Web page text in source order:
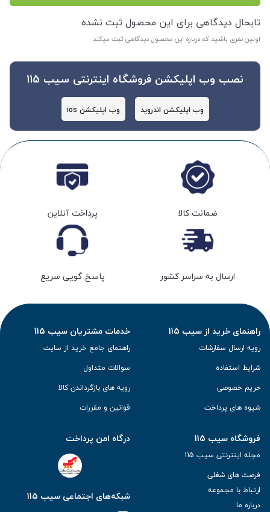
تابحال دیدگاهی برای این محصول ثبت نشده
اولین نفری باشید که درباره این محصول دیدگاهی ثبت میکند
نصب وب اپلیکشن فروشگاه اینترنتی سیب 115
وب اپلیکشن اندروید وب اپلیکشن ios
ضمانت کالا پرداخت آنلاین
ارسال به سراسر کشور پاسخ گویی سریع
راهنمای خرید از سیب 115
رویه ارسال سفارشات
شرایط استفاده
حریم خصوصی
شیوه های پرداخت
خدمات مشتریان سیب 115
راهنمای جامع خرید از سایت
سوالات متداول
رویه های بازگرداندن کالا
قوانین و مقررات
فروشگاه سیب 115
مجله اینترنتی سیب 115
فرصت های شغلی
ارتباط با مجموعه
درباره ما
درگاه امن پرداخت
شبکه‌های اجتماعی سیب 115